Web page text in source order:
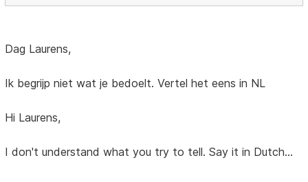
Dag Laurens,
Ik begrijp niet wat je bedoelt. Vertel het eens in NL
Hi Laurens,
I don't understand what you try to tell. Say it in Dutch...